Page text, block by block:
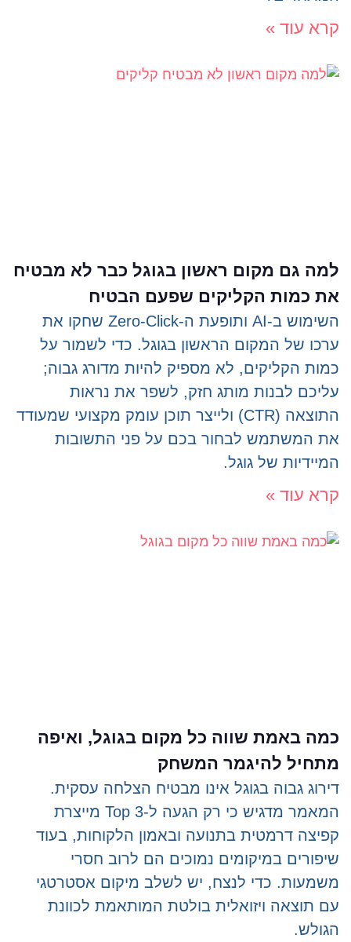
קרא עוד »
למה גם מקום ראשון בגוגל כבר לא מבטיח
את כמות הקליקים שפעם הבטיח
השימוש ב-AI ותופעת ה-Zero-Click שחקו את
ערכו של המקום הראשון בגוגל. כדי לשמור על
כמות הקליקים, לא מספיק להיות מדורג גבוה;
עליכם לבנות מותג חזק, לשפר את נראות
התוצאה (CTR) ולייצר תוכן עומק מקצועי שמעודד
את המשתמש לבחור בכם על פני התשובות
המיידיות של גוגל.
קרא עוד »
כמה באמת שווה כל מקום בגוגל, ואיפה
מתחיל להיגמר המשחק
דירוג גבוה בגוגל אינו מבטיח הצלחה עסקית.
המאמר מדגיש כי רק הגעה ל-Top 3 מייצרת
קפיצה דרמטית בתנועה ובאמון הלקוחות, בעוד
שיפורים במיקומים נמוכים הם לרוב חסרי
משמעות. כדי לנצח, יש לשלב מיקום אסטרטגי
עם תוצאה ויזואלית בולטת המותאמת לכוונת
הגולש.